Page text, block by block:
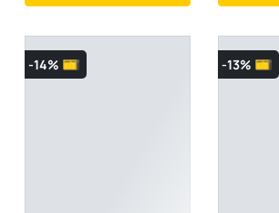
-14% -13%